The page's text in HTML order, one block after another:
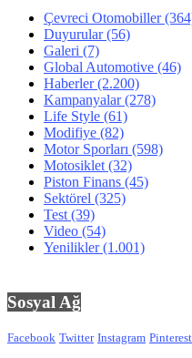
Çevreci Otomobiller
Duyurular(56)
Galeri (7)
Global Automotive (46)
Haberler(2.200)
Kampanyalar(278)
Life Style (61)
Modifiye (82)
Motor Sporları (598)
Motosiklet (32)
Piston Finans (45)
Sektörel (325)
Test (39)
Video (54)
Yenilikler(1.001)
Sosyal Ağ
Facebook Twitter Instagram Pinterest